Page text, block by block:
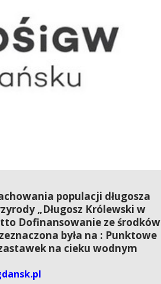
populacji długosza
„Długosz Królewski w
Dofinansowanie ze środków
była na : Punktowe
na cieku wodnym